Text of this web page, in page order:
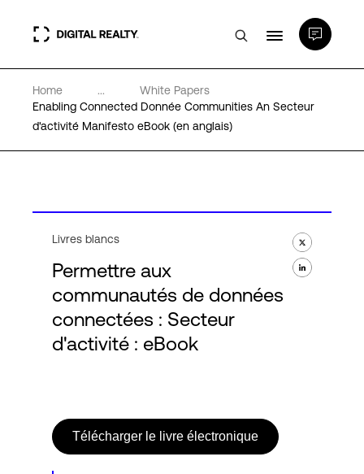
Data Centers
PlatformDIGITAL®
A propos de nous
Connexion
Home ...
White Papers
Enabling Connected Donnée Communities An Secteur
d'activité Manifesto eBook (en anglais)
Livres blancs
Permettre aux
communautés de données
connectées : Secteur
d'activité : eBook
Télécharger le livre électronique